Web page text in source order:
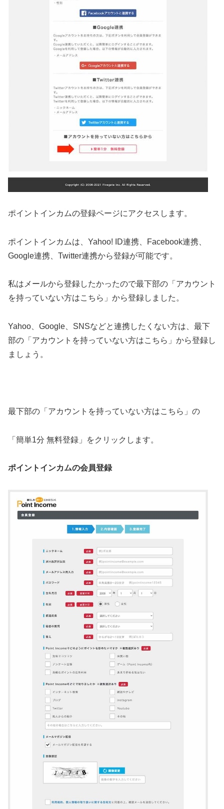
ポイントインカムの登録ページにアクセスします。
ポイントインカムは、Yahoo! ID連携、Facebook連携、
Google連携、Twitter連携から登録が可能です。
私はメールから登録したかったので最下部の「アカウント
を持っていない方はこちら」から登録しました。
Yahoo、Google、SNSなどと連携したくない方は、最下
部の「アカウントを持っていない方はこちら」から登録し
ましょう。
最下部の「アカウントを持っていない方はこちら」の
「簡単1分 無料登録」をクリックします。
ポイントインカムの会員登録